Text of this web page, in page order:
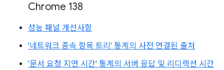
Chrome 138
성능 패널 개선사항
'네트워크 종속 항목 트리' 통계의 사전 연결된 출처
'문서 요청 지연 시간' 통계의 서버 응답 및 리디렉션 시간